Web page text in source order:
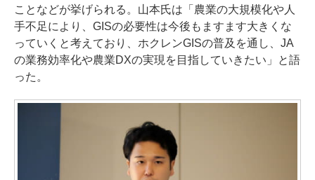
ことなどが挙げられる。山本氏は「農業の大規模化や人
手不足により、GISの必要性は今後もますます大きくな
っていくと考えており、ホクレンGISの普及を通し、JA
の業務効率化や農業DXの実現を目指していきたい」と語
った。